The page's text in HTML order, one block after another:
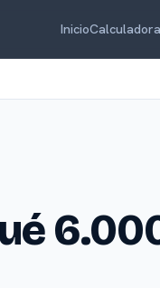
InicioCalculadora